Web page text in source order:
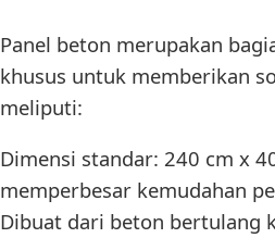
Panel beton merupakan
khusus untuk memberikan
meliputi:
Dimensi standar: 240 cm x
memperbesar kemudahan
Dibuat dari beton bertulang